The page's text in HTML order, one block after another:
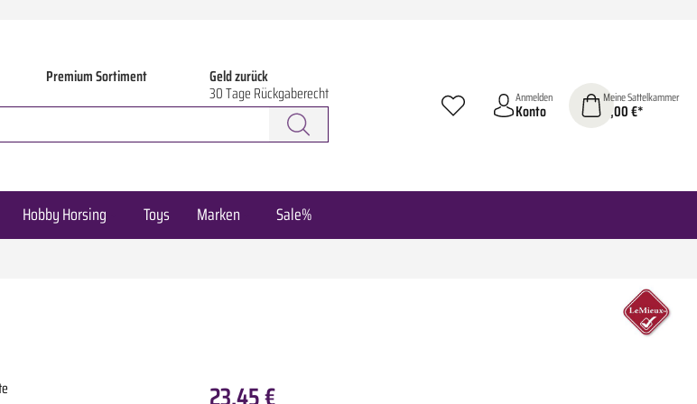
Premium Sortiment Geld zurück
30 Tage Rückgaberecht Anmelden
Konto
Meine Sattelkammer
0,00 €*
Hobby Horsing Toys Marken Sale%